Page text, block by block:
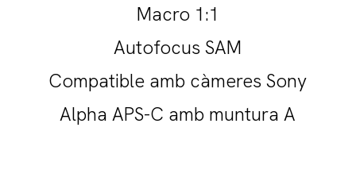
Macro 1:1
Autofocus SAM
Compatible amb càmeres Sony
Alpha APS-C amb muntura A